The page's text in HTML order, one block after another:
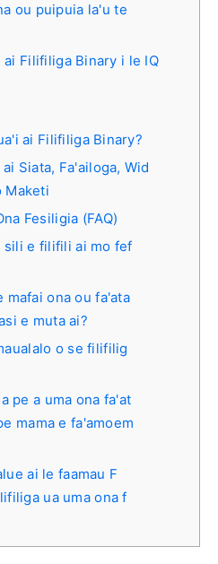
ou puipuia la'u te
ai Filifiliga Binary i le IQ
ai Filifiliga Binary?
Siata, Fa'ailoga, Wid
Maketi
Fesiligia (FAQ)
sili e filifili ai mo fef
mafai ona ou fa'ata
e muta ai?
o se filifilig
pe a uma ona fa'at
mama e fa'amoem
ai le faamau F
ua uma ona f